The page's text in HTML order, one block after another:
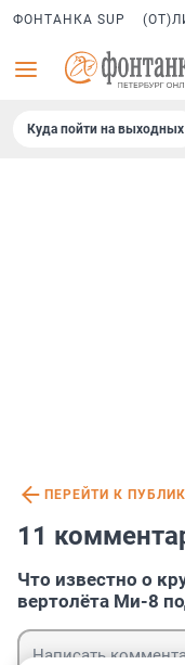
ФОНТАНКА SUP
Куда пойти на выходных
ПЕРЕЙТИ К
11
Что известно о
вертолёта Ми-8